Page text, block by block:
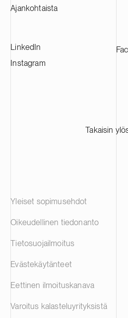
Ajankohtaista
LinkedIn
Instagram
Takaisin
Yleiset sopimusehdot
Oikeudellinen tiedonanto
Tietosuojailmoitus
Evästekäytänteet
Eettinen ilmoituskanava
Varoitus kalasteluyrityksistä